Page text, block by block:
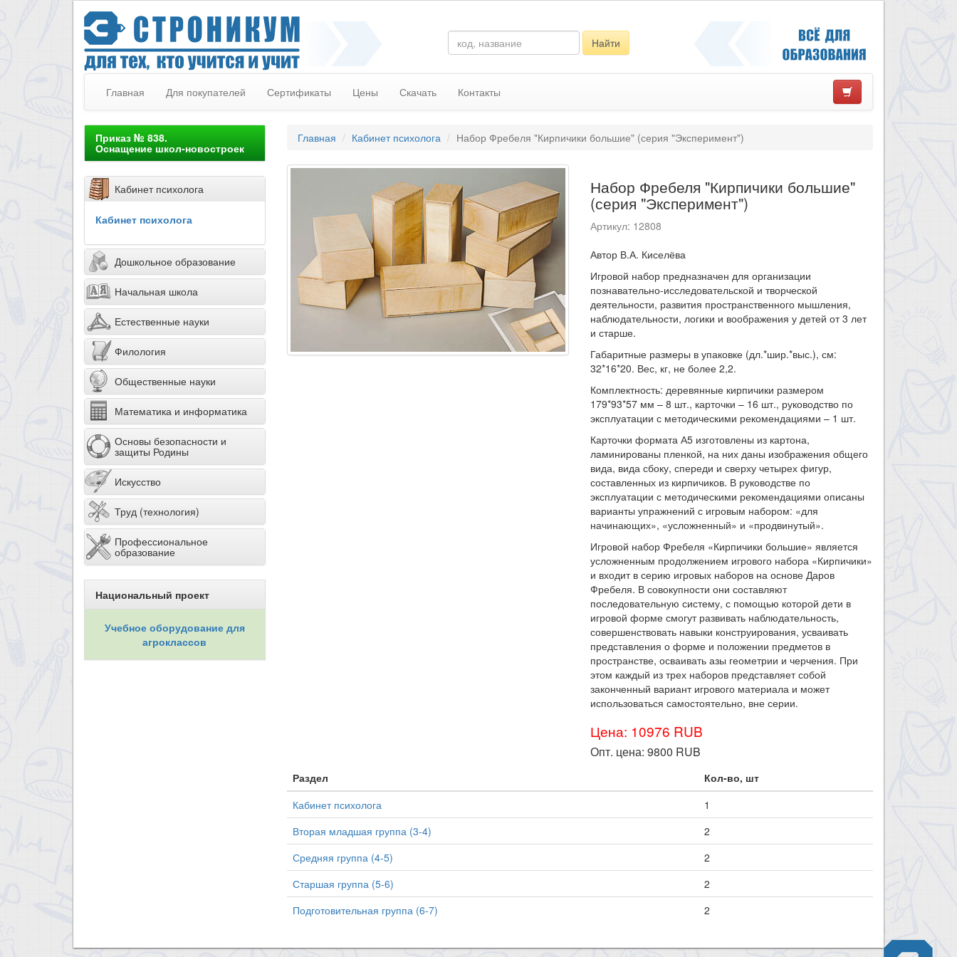
Найти
Главная Для покупателей Сертификаты Цены Скачать Контакты
Приказ № 838.
Оснащение школ-новостроек
Кабинет психолога
Кабинет психолога
Дошкольное образование
Начальная школа
Естественные науки
Филология
Общественные науки
Математика и информатика
Основы безопасности и
защиты Родины
Искусство
Труд (технология)
Профессиональное
образование
Национальный проект
Учебное оборудование для
агроклассов
Главная Кабинет психолога Набор Фребеля "Кирпичики большие" (серия "Эксперимент")
Набор Фребеля "Кирпичики большие"
(серия "Эксперимент")
Артикул: 12808
​Автор В.А. Киселёва
Игровой набор предназначен для организации
познавательно-исследовательской и творческой
деятельности, развития пространственного мышления,
наблюдательности, логики и воображения у детей от 3 лет
и старше.
Габаритные размеры в упаковке (дл.*шир.*выс.), см:
32*16*20. Вес, кг, не более 2,2.
Комплектность: деревянные кирпичики размером
179*93*57 мм – 8 шт., карточки – 16 шт., руководство по
эксплуатации с методическими рекомендациями – 1 шт.
Карточки формата А5 изготовлены из картона,
ламинированы пленкой, на них даны изображения общего
вида, вида сбоку, спереди и сверху четырех фигур,
составленных из кирпичиков. В руководстве по
эксплуатации с методическими рекомендациями описаны
варианты упражнений с игровым набором: «для
начинающих», «усложненный» и «продвинутый».
Игровой набор Фребеля «Кирпичики большие» является
усложненным продолжением игрового набора «Кирпичики»
и входит в серию игровых наборов на основе Даров
Фребеля. В совокупности они составляют
последовательную систему, с помощью которой дети в
игровой форме смогут развивать наблюдательность,
совершенствовать навыки конструирования, усваивать
представления о форме и положении предметов в
пространстве, осваивать азы геометрии и черчения. При
этом каждый из трех наборов представляет собой
законченный вариант игрового материала и может
использоваться самостоятельно, вне серии.
Цена: 10976 RUB
Опт. цена:9800 RUB
Раздел
Кол-во, шт
Кабинет психолога
1
Вторая младшая группа (3-4)
2
Средняя группа (4-5)
2
Старшая группа (5-6)
2
Подготовительная группа (6-7)
2